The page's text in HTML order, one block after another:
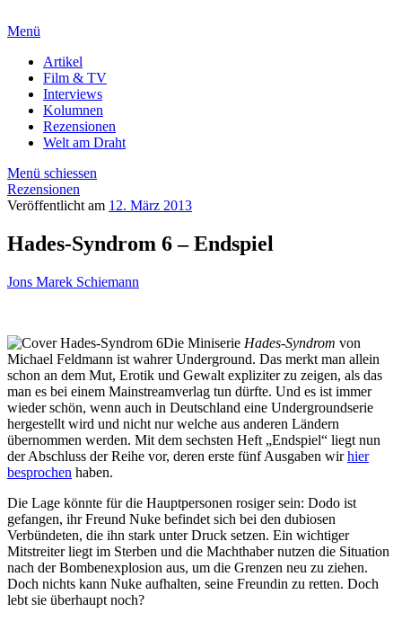
Menü
Artikel
Film & TV
Interviews
Kolumnen
Rezensionen
Welt am Draht
Menü schiessen
Rezensionen
Veröffentlicht am 12. März 2013
Hades-Syndrom 6 – Endspiel
Jons Marek Schiemann
Die Miniserie Hades-Syndrom von
Michael Feldmann ist wahrer Underground. Das merkt man allein
schon an dem Mut, Erotik und Gewalt expliziter zu zeigen, als das
man es bei einem Mainstreamverlag tun dürfte. Und es ist immer
wieder schön, wenn auch in Deutschland eine Undergroundserie
hergestellt wird und nicht nur welche aus anderen Ländern
übernommen werden. Mit dem sechsten Heft „Endspiel“ liegt nun
der Abschluss der Reihe vor, deren erste fünf Ausgaben wirhier
besprochen haben.
Die Lage könnte für die Hauptpersonen rosiger sein: Dodo ist
gefangen, ihr Freund Nuke befindet sich bei den dubiosen
Verbündeten, die ihn stark unter Druck setzen. Ein wichtiger
Mitstreiter liegt im Sterben und die Machthaber nutzen die Situation
nach der Bombenexplosion aus, um die Grenzen neu zu ziehen.
Doch nichts kann Nuke aufhalten, seine Freundin zu retten. Doch
lebt sie überhaupt noch?